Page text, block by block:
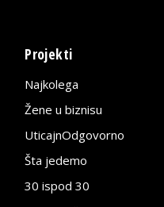
Projekti
Najkolega
Žene u biznisu
UticajnOdgovorno
Šta jedemo
30 ispod 30